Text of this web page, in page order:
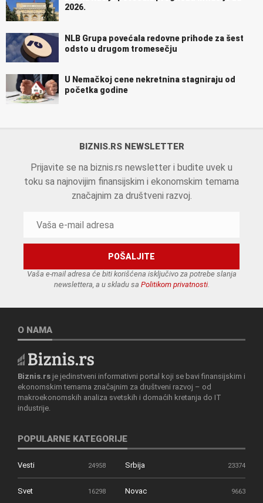
2026.
NLB Grupa povećala redovne prihode za šest
odsto u drugom tromesečju
U Nemačkoj cene nekretnina stagniraju od
početka godine
BIZNIS.RS NEWSLETTER
Prijavite se na biznis.rs newsletter i budite uvek u
toku sa najnovijim finansijskim i ekonomskim temama
značajnim za društveni razvoj.
Vaša e-mail adresa će biti korišćena isključivo za potrebe slanja
newslettera, a u skladu sa Politikom privatnosti.
O NAMA
Biznis.rs je jedinstveni informativni portal koji se bavi finansijskim i
ekonomskim temama značajnim za društveni razvoj – od
makroekonomskih analiza svetskih i domaćih kretanja do IT
industrije.
POPULARNE KATEGORIJE
Vesti 24958 Srbija 23374
Svet 16298 Novac 9663